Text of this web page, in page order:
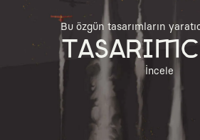
Bu özgün tasarımların
İncele